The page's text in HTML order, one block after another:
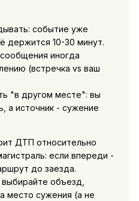
событие уже
держится 10-30 минут.
иногда
(встречка vs ваш
"в другом месте": вы
а источник - сужение
ДТП относительно
если впереди -
до заезда.
объезд,
место сужения (а не